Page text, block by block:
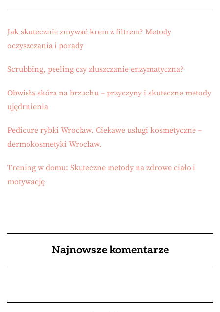
Jak skutecznie zmywać krem z filtrem? Metody
oczyszczania i porady
Scrubbing, peeling czy złuszczanie enzymatyczna?
Obwisła skóra na brzuchu – przyczyny i skuteczne metody
ujędrnienia
Pedicure rybki Wrocław. Ciekawe usługi kosmetyczne –
dermokosmetyki Wrocław.
Trening w domu: Skuteczne metody na zdrowe ciało i
motywację
Najnowsze komentarze